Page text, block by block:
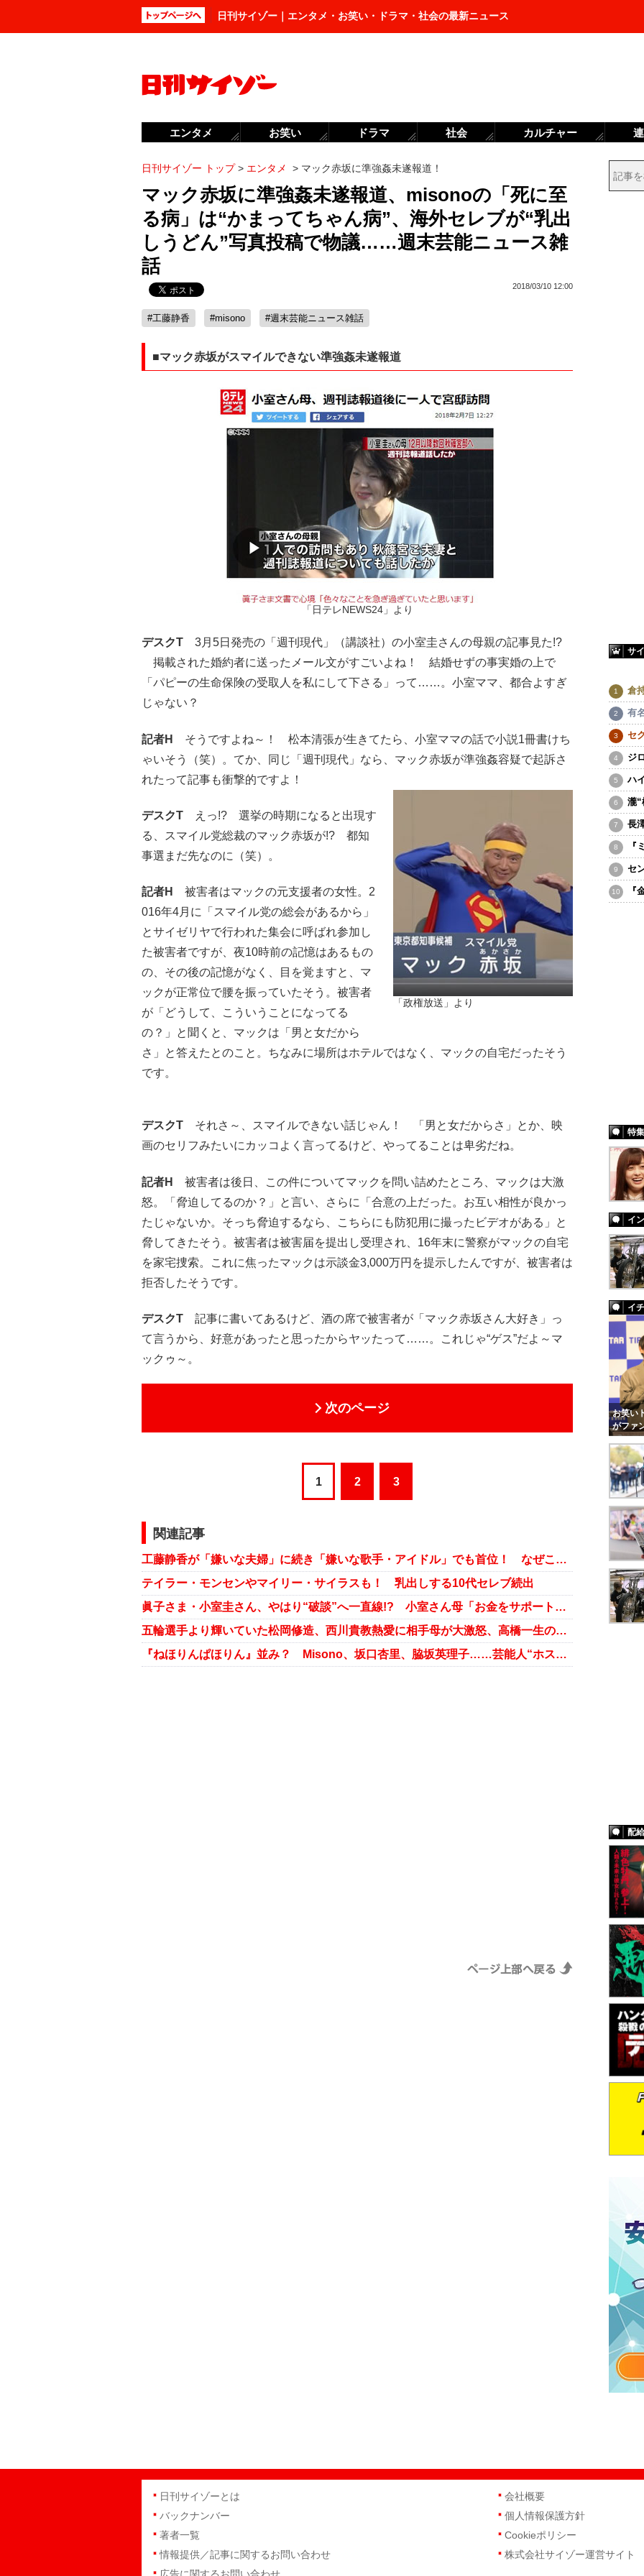
日刊サイゾー｜エンタメ・お笑い・ドラマ・社会の最新ニュース
日刊サイゾー トップ> エンタメ > マック赤坂に準強姦未遂報道！
マック赤坂に準強姦未遂報道、misonoの「死に至
る病」は“かまってちゃん病”、海外セレブが“乳出
しうどん”写真投稿で物議……週末芸能ニュース雑
話
2018/03/10 12:00
#工藤静香 #misono #週末芸能ニュース雑話
■マック赤坂がスマイルできない準強姦未遂報道
「日テレNEWS24」より
デスクT 3月5日発売の「週刊現代」（講談社）の小室圭さんの母親の記事見た!?
掲載された婚約者に送ったメール文がすごいよね！ 結婚せずの事実婚の上で
「パピーの生命保険の受取人を私にして下さる」って……。小室ママ、都合よすぎ
じゃない？
記者H
そうですよね～！ 松本清張が生きてたら、小室ママの話で小説1冊書けち
ゃいそう（笑）。てか、同じ「週刊現代」なら、マック赤坂が準強姦容疑で起訴さ
れたって記事も衝撃的ですよ！
「政権放送」より
デスクT えっ!? 選挙の時期になると出現す
る、スマイル党総裁のマック赤坂が!? 都知
事選まだ先なのに（笑）。
記者H
被害者はマックの元支援者の女性。2
016年4月に「スマイル党の総会があるから」
とサイゼリヤで行われた集会に呼ばれ参加し
た被害者ですが、夜10時前の記憶はあるもの
の、その後の記憶がなく、目を覚ますと、マ
ックが正常位で腰を振っていたそう。被害者
が「どうして、こういうことになってる
の？」と聞くと、マックは「男と女だから
さ」と答えたとのこと。ちなみに場所はホテルではなく、マックの自宅だったそう
です。
デスクT それさ～、スマイルできない話じゃん！ 「男と女だからさ」とか、映
画のセリフみたいにカッコよく言ってるけど、やってることは卑劣だね。
記者H
被害者は後日、この件についてマックを問い詰めたところ、マックは大激
怒。「脅迫してるのか？」と言い、さらに「合意の上だった。お互い相性が良かっ
たじゃないか。そっち脅迫するなら、こちらにも防犯用に撮ったビデオがある」と
脅してきたそう。被害者は被害届を提出し受理され、16年末に警察がマックの自宅
を家宅捜索。これに焦ったマックは示談金3,000万円を提示したんですが、被害者は
拒否したそうです。
デスクT 記事に書いてあるけど、酒の席で被害者が「マック赤坂さん大好き」っ
て言うから、好意があったと思ったからヤッたって……。これじゃ“ゲス”だよ～マ
ックゥ～。
次のページ
1 2 3
関連記事
工藤静香が「嫌いな夫婦」に続き「嫌いな歌手・アイドル」でも首位！ なぜこんなに嫌われたのか？
テイラー・モンセンやマイリー・サイラスも！ 乳出しする10代セレブ続出
眞子さま・小室圭さん、やはり“破談”へ一直線!? 小室さん母「お金をサポートして」発言の衝撃
五輪選手より輝いていた松岡修造、西川貴教熱愛に相手母が大激怒、高橋一生のジャケットのお値段……週末芸能ニュース雑話
『ねほりんぱほりん』並み？ Misono、坂口杏里、脇坂英理子……芸能人“ホストクラブ狂い”武勇伝
サ
倉
有
セ
ジ
ハ
瀧“
長
『
セ
『
特集
イ
イ
お笑い
がファ
配
エンタメ お笑い ドラマ 社会 カルチャー
日刊サイゾーとは
バックナンバー
著者一覧
情報提供／記事に関するお問い合わせ
会社概要
個人情報保護方針
Cookieポリシー
株式会社サイゾー運営サイト